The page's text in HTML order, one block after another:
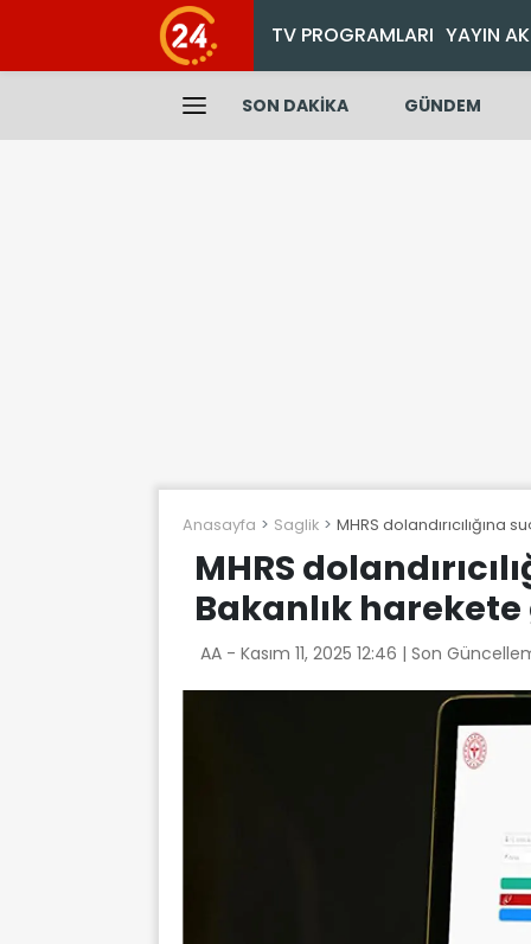
TV PROGRAMLARI YAYIN
SON DAKİKA GÜNDEM
Anasayfa Saglik MHRS dolandırıcılığına
MHRS
Bakanlık
AA - Kasım 11, 2025 12:46 | Son